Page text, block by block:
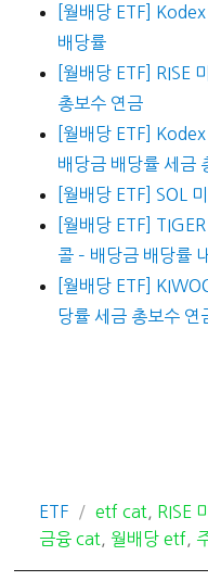
[월배당 ETF]
배당률
[월배당 ETF] RISE
총보수 연금
[월배당 ETF]
배당금 배당률 세금
[월배당 ETF] SOL
[월배당 ETF]
콜 – 배당금 배당률
[월배당 ETF]
당률 세금 총보수 연
카
테
ETF
태
그
etf cat, RISE
금융 cat, 월배당 etf,